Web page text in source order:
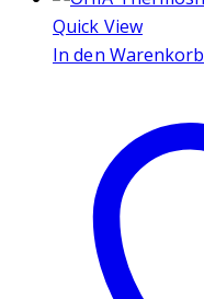
Quick View
In den Warenkorb